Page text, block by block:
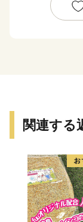
ふるさと納税
ださい！
関連する